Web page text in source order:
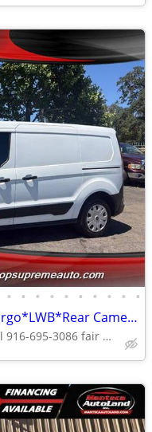
• • • • • • • • • •
2023 Ford Transit Connect XL Cargo*LWB*Rear Camera*Rear Door*
Supreme Auto Call 916-695-3086 fair oaks